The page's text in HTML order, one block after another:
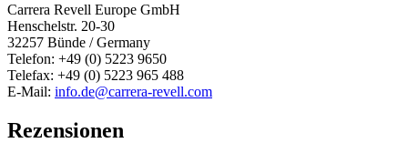
Carrera Revell Europe GmbH
Henschelstr. 20-30
32257 Bünde / Germany
Telefon: +49 (0) 5223 9650
Telefax: +49 (0) 5223 965 488
E-Mail: info.de@carrera-revell.com
Rezensionen